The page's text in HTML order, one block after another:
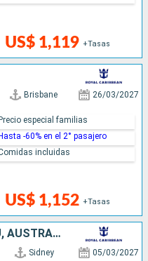
US$ 1,119 +Tasas
Brisbane 26/03/2027
US$ 1,152 +Tasas
Precio especial familias
Hasta -60% en el 2° pasajero
incluidas
NUEVA CALEDONIA, VANUATU, AUSTRALIA
Sidney 05/03/2027